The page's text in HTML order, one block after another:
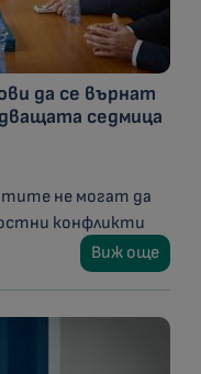
да се върнат
седмица
не могат да
конфликти
Виж още